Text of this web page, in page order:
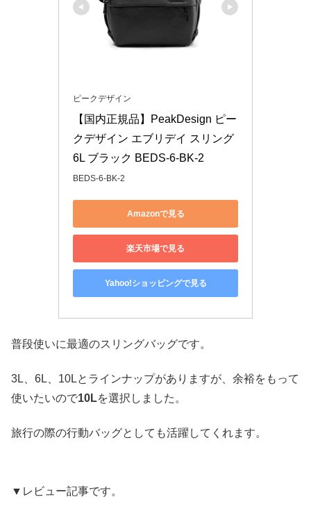
ピークデザイン
【国内正規品】PeakDesign ピー
クデザイン エブリデイ スリング
6L ブラック BEDS-6-BK-2
BEDS-6-BK-2
Amazonで見る
楽天市場で見る
Yahoo!ショッピングで見る
普段使いに最適のスリングバッグです。
3L、6L、10Lとラインナップがありますが、余裕をもって
使いたいので10Lを選択しました。
旅行の際の行動バッグとしても活躍してくれます。
▼レビュー記事です。